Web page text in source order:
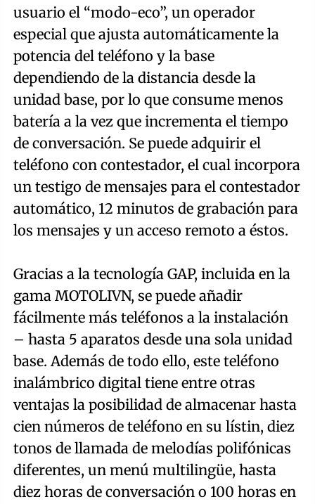
usuario el “modo-eco”, un operador
especial que ajusta automáticamente la
potencia del teléfono y la base
dependiendo de la distancia desde la
unidad base, por lo que consume menos
batería a la vez que incrementa el tiempo
de conversación. Se puede adquirir el
teléfono con contestador, el cual incorpora
un testigo de mensajes para el contestador
automático, 12 minutos de grabación para
los mensajes y un acceso remoto a éstos.
Gracias a la tecnología GAP, incluida en la
gama MOTOLIVN, se puede añadir
fácilmente más teléfonos a la instalación
– hasta 5 aparatos desde una sola unidad
base. Además de todo ello, este teléfono
inalámbrico digital tiene entre otras
ventajas la posibilidad de almacenar hasta
cien números de teléfono en su lístin, diez
tonos de llamada de melodías polifónicas
diferentes, un menú multilingüe, hasta
diez horas de conversación o 100 horas en